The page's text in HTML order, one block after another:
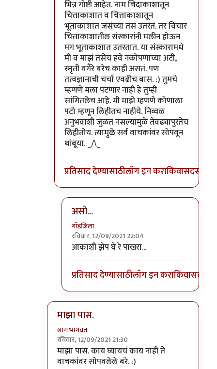
भिन्न गोष्टी आहेत. नाम चिदाकाशातून
चित्ताकाशात व चित्ताकाशातून
भूताकाशात जसंच्या तसं उतरतं. तर विचार
चित्ताकाशातील संस्कारांनी मलीन होऊन
मग भूताकाशात उतरतात. या संस्कारामधे
मी व माझं तसेच हवे नकोपणाच्या अटी,
स्मृती वगैरे बरेच काही असतं. पण
तत्वज्ञानाची चर्चा एवढीच बास. :) तुमचे
म्हणणे मला पटणार नाही हे तुम्ही
सांगितलेच आहे. मी माझे म्हणणे कोणाला
पटो म्हणून लिहीतच नाहीये. निव्वळ
अनुभवाशी जुळत नसल्यामुळे तेवढ्यापुरतेच
लिहीतोय. त्यामुळे सर्व वाचकांवर सोपवून
थांबूया. _/\_
प्रतिसाद देण्यासाठीलॉग इन कराकिंवासदस्य व्हा
असो...
गॉडजिला
रविवार, 12/09/2021 22:04
In reply toअरेच्या, तुमची पोस्ट चुकून
आकाशी झेप घे रे पाखरा...
प्रतिसाद देण्यासाठीलॉग इन कराकिंवासदस्य
माझा पास.
शाम भागवत
रविवार, 12/09/2021 21:30
In reply toआपल्या मताचा आदर आहे…
माझा पास. काय घ्यायचं काय नाही ते
वाचकांवर सोपवलेले बरे. :)